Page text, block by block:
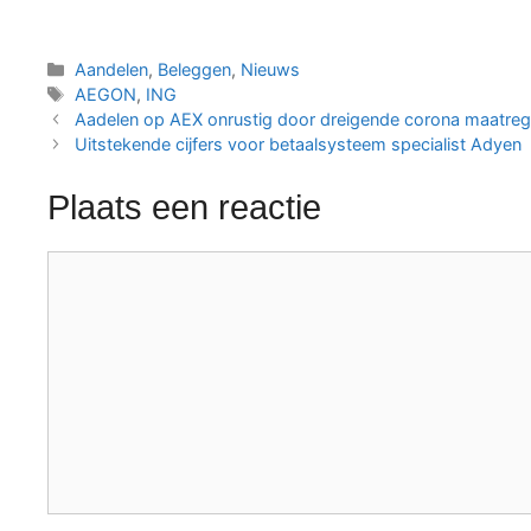
Categorieën
Aandelen, Beleggen, Nieuws
Tags
AEGON, ING
Aadelen op AEX onrustig door dreigende corona
Uitstekende cijfers voor betaalsysteem specialist Adyen
Plaats een reactie